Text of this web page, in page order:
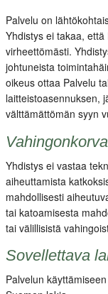
Palvelu on
Yhdistys ei takaa,
virheettömästi.
johtuneista
oikeus ottaa Palvelu
laitteistoasennuksen,
välttämättömän syyn
Yhdistys ei vastaa
aiheuttamista
mahdollisesti
tai katoamisesta
tai välillisistä
Sovellettava
Palvelun